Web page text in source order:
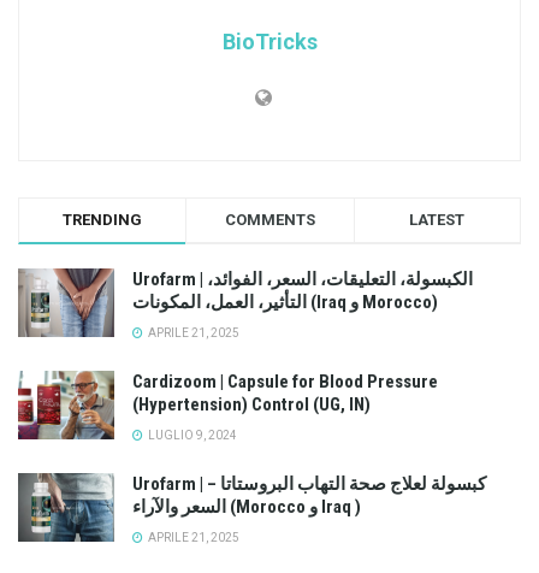
BioTricks
TRENDING COMMENTS LATEST
Urofarm | الكبسولة، التعليقات، السعر، الفوائد،
التأثير، العمل، المكونات (Iraq و Morocco)
APRILE 21, 2025
Cardizoom | Capsule for Blood Pressure
(Hypertension) Control (UG, IN)
LUGLIO 9, 2024
Urofarm | كبسولة لعلاج صحة التهاب البروستاتا –
السعر والآراء (Morocco و Iraq )
APRILE 21, 2025